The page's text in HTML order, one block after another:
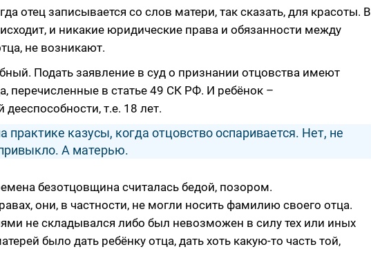
отец записывается со слов матери, так сказать, для красоты. В
и никакие юридические права и обязанности между
не возникают.
Подать заявление в суд о признании отцовства имеют
перечисленные в статье 49 СК РФ. И ребёнок –
т.е. 18 лет.
казусы, когда отцовство оспаривается. Нет, не
А матерью.
безотцовщина считалась бедой, позором.
они, в частности, не могли носить фамилию своего отца.
не складывался либо был невозможен в силу тех или иных
было дать ребёнку отца, дать хоть какую-то часть той,